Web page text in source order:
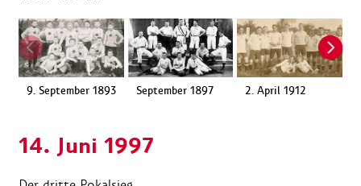
9. September 1893 September 1897 2. April 1912
14. Juni 1997